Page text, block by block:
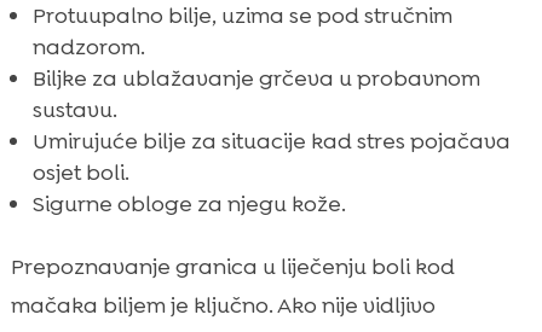
Protuupalno bilje, uzima se pod stručnim
nadzorom.
Biljke za ublažavanje grčeva u probavnom
sustavu.
Umirujuće bilje za situacije kad stres pojačava
osjet boli.
Sigurne obloge za njegu kože.
Prepoznavanje granica u liječenju boli kod
mačaka biljem je ključno. Ako nije vidljivo